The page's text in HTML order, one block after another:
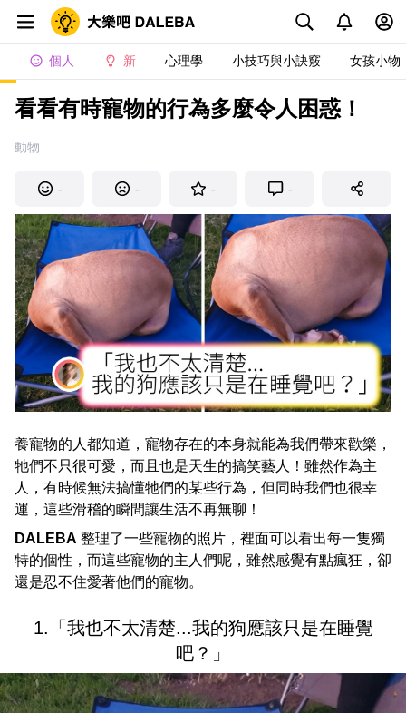
個人 新 心理學 小技巧與小訣竅 女孩小物
看看有時寵物的行為多麼令人困惑！
動物
- - - -
養寵物的人都知道，寵物存在的本身就能為我們帶來歡樂，
牠們不只很可愛，而且也是天生的搞笑藝人！雖然作為主
人，有時候無法搞懂牠們的某些行為，但同時我們也很幸
運，這些滑稽的瞬間讓生活不再無聊！
DALEBA 整理了一些寵物的照片，裡面可以看出每一隻獨
特的個性，而這些寵物的主人們呢，雖然感覺有點瘋狂，卻
還是忍不住愛著他們的寵物。
1.「我也不太清楚...我的狗應該只是在睡覺
吧？」